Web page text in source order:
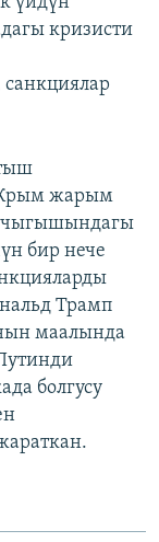
кризисти
жарым
чыгышындагы
бир нече
Трамп
маалында
болгусу